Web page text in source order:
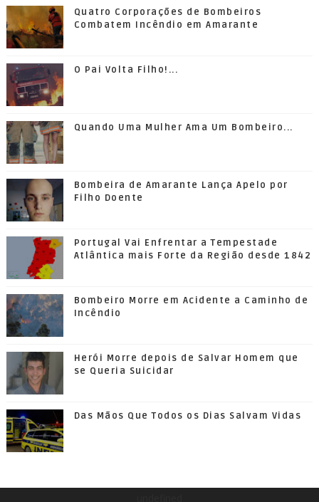
Quatro Corporações de Bombeiros
Combatem Incêndio em Amarante
O Pai Volta Filho!...
Quando Uma Mulher Ama Um Bombeiro...
Bombeira de Amarante Lança Apelo por
Filho Doente
Portugal Vai Enfrentar a Tempestade
Atlântica mais Forte da Região desde 1842
Bombeiro Morre em Acidente a Caminho de
Incêndio
Herói Morre depois de Salvar Homem que
se Queria Suicidar
Das Mãos Que Todos os Dias Salvam Vidas